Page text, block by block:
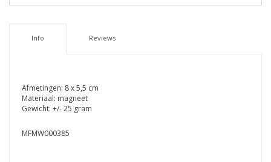
Info Reviews
Afmetingen: 8 x 5,5 cm
Materiaal: magneet
Gewicht: +/- 25 gram
MFMW000385